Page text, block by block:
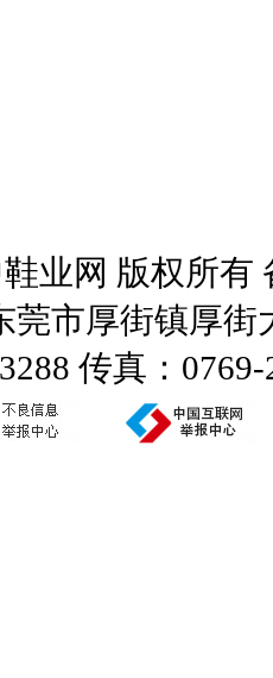
业网 版权所有
莞市厚街镇厚
传真：0769-